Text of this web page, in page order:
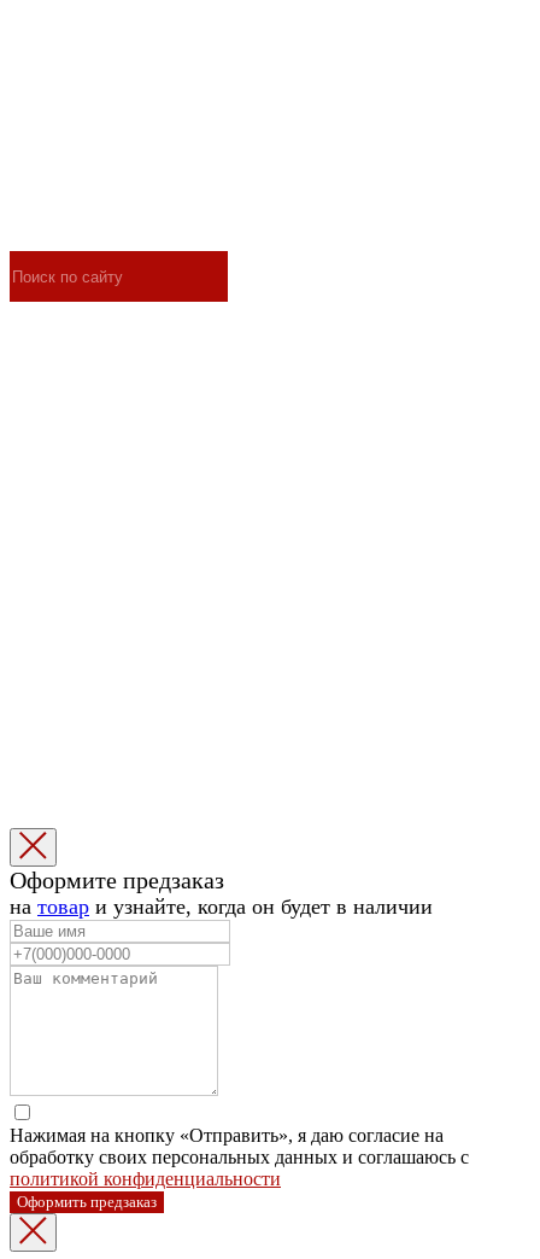
Корзина
1
|
Оформите предзаказ
на товар и узнайте, когда он будет в наличии
Нажимая на кнопку «Отправить», я даю согласие на
обработку своих персональных данных и соглашаюсь с
политикой конфиденциальности
Оформить предзаказ